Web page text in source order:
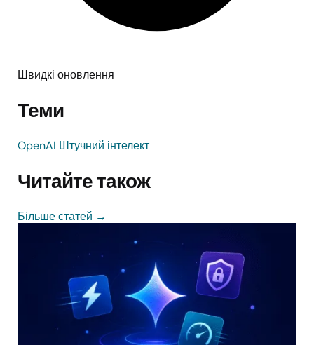
Швидкі оновлення
Теми
OpenAI Штучний інтелект
Читайте також
Більше статей →